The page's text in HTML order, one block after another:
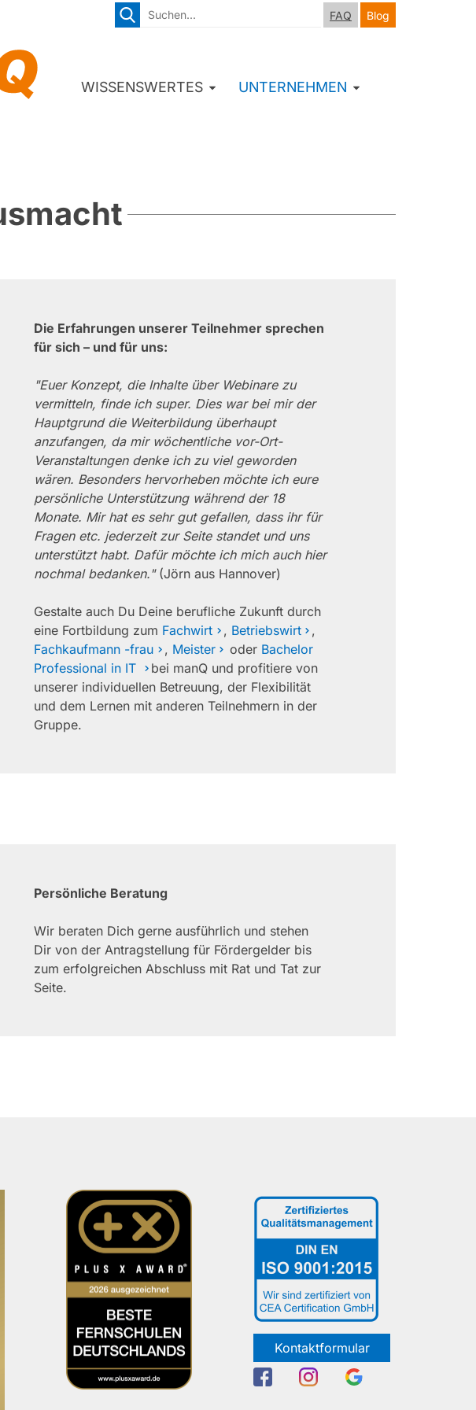
FAQ Blog
WISSENSWERTES UNTERNEHMEN
Die Erfahrungen unserer Teilnehmer sprechen
für sich – und für uns:
"Euer Konzept, die Inhalte über Webinare zu
vermitteln, finde ich super. Dies war bei mir der
Hauptgrund die Weiterbildung überhaupt
anzufangen, da mir wöchentliche vor-Ort-
Veranstaltungen denke ich zu viel geworden
wären. Besonders hervorheben möchte ich eure
persönliche Unterstützung während der 18
Monate. Mir hat es sehr gut gefallen, dass ihr für
Fragen etc. jederzeit zur Seite standet und uns
unterstützt habt. Dafür möchte ich mich auch hier
nochmal bedanken."(Jörn aus Hannover)
Gestalte auch Du Deine berufliche Zukunft durch
eine Fortbildung zum Fachwirt , Betriebswirt
,
Fachkaufmann -frau
, Meister oder Bachelor
Professional in IT
bei manQ und profitiere von
unserer individuellen Betreuung, der Flexibilität
und dem Lernen mit anderen Teilnehmern in der
Gruppe.
Persönliche Beratung
Wir beraten Dich gerne ausführlich und stehen
Dir von der Antragstellung für Fördergelder bis
zum erfolgreichen Abschluss mit Rat und Tat zur
Seite.
Kontaktformular